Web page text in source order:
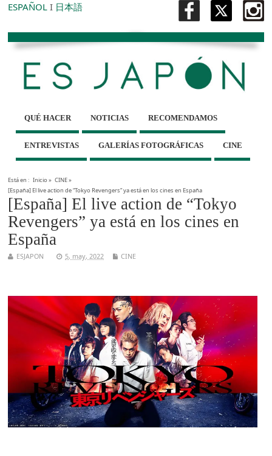
ESPAÑOL I 日本語
QUÉ HACER NOTICIAS RECOMENDAMOS
ENTREVISTAS GALERÍAS FOTOGRÁFICAS CINE
Está en : Inicio» CINE»
[España] El live action de “Tokyo Revengers” ya está en los cines en España
[España] El live action de “Tokyo
Revengers” ya está en los cines en
España
ESJAPON 5, may, 2022 CINE